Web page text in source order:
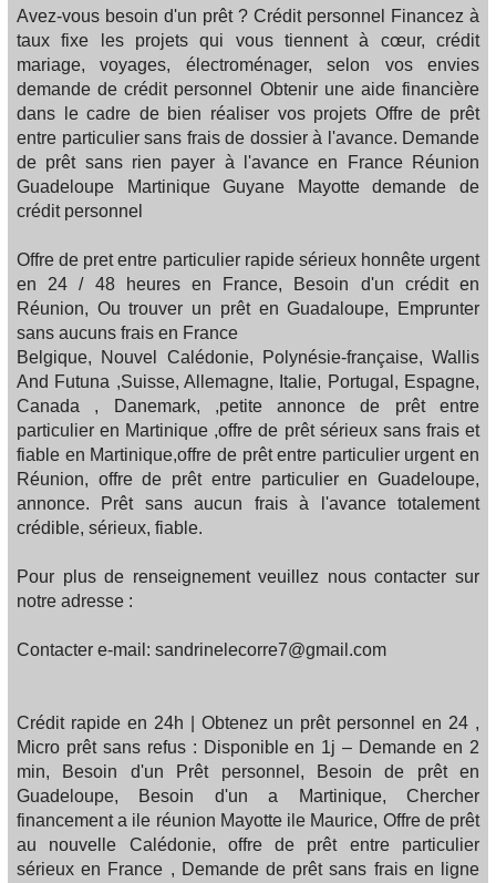
Avez-vous besoin d'un prêt ? Crédit personnel Financez à
taux fixe les projets qui vous tiennent à cœur, crédit
mariage, voyages, électroménager, selon vos envies
demande de crédit personnel Obtenir une aide financière
dans le cadre de bien réaliser vos projets Offre de prêt
entre particulier sans frais de dossier à l'avance. Demande
de prêt sans rien payer à l'avance en France Réunion
Guadeloupe Martinique Guyane Mayotte demande de
crédit personnel
Offre de pret entre particulier rapide sérieux honnête urgent
en 24 / 48 heures en France, Besoin d'un crédit en
Réunion, Ou trouver un prêt en Guadaloupe, Emprunter
sans aucuns frais en France
Belgique, Nouvel Calédonie, Polynésie-française, Wallis
And Futuna ,Suisse, Allemagne, Italie, Portugal, Espagne,
Canada , Danemark, ,petite annonce de prêt entre
particulier en Martinique ,offre de prêt sérieux sans frais et
fiable en Martinique,offre de prêt entre particulier urgent en
Réunion, offre de prêt entre particulier en Guadeloupe,
annonce. Prêt sans aucun frais à l'avance totalement
crédible, sérieux, fiable.
Pour plus de renseignement veuillez nous contacter sur
notre adresse :
Contacter e-mail: sandrinelecorre7@gmail.com
Crédit rapide en 24h | Obtenez un prêt personnel en 24 ,
Micro prêt sans refus : Disponible en 1j – Demande en 2
min, Besoin d'un Prêt personnel, Besoin de prêt en
Guadeloupe, Besoin d'un a Martinique, Chercher
financement a ile réunion Mayotte ile Maurice, Offre de prêt
au nouvelle Calédonie, offre de prêt entre particulier
sérieux en France , Demande de prêt sans frais en ligne